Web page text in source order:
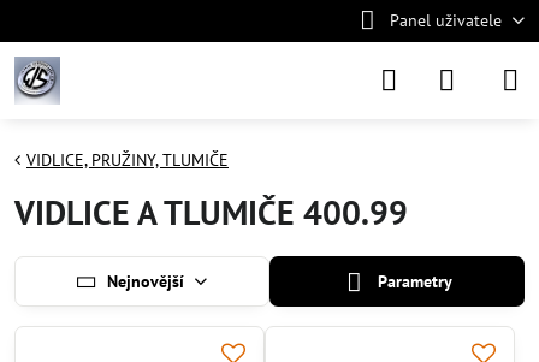
Panel uživatele
VIDLICE, PRUŽINY, TLUMIČE
VIDLICE A TLUMIČE 400.99
Nejnovější Parametry